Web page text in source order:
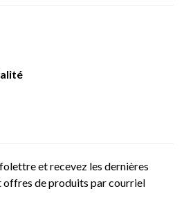
et recevez les dernières
offres de produits par courriel